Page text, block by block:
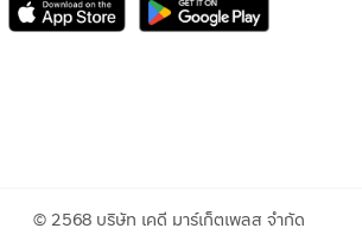
© 2568 บริษัท เคดี มาร์เก็ตเพลส จำกัด